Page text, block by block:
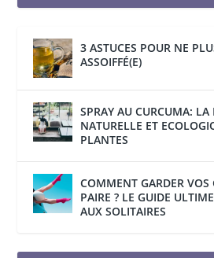
3 ASTUCES POUR NE
ASSOIFFÉ(E)
SPRAY AU CURCUMA: LA
NATURELLE ET
PLANTES
COMMENT GARDER VOS
PAIRE ? LE GUIDE
AUX SOLITAIRES